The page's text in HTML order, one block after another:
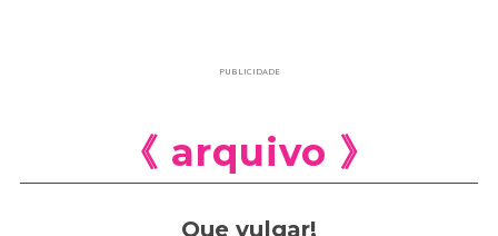
PUBLICIDADE
《 arquivo 》
Que vulgar!